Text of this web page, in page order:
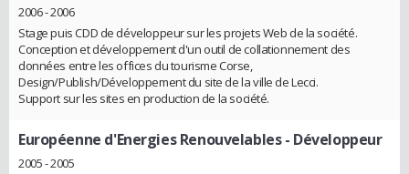
2006 - 2006
Stage puis CDD de développeur sur les projets Web de la société.
Conception et développement d'un outil de collationnement des
données entre les offices du tourisme Corse,
Design/Publish/Développement du site de la ville de Lecci.
Support sur les sites en production de la société.
Européenne d'Energies Renouvelables- Développeur
2005 - 2005